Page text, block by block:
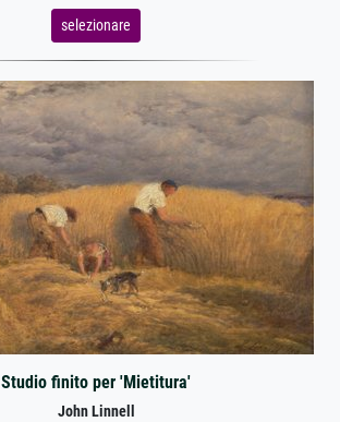
selezionare
Studio finito per 'Mietitura'
John Linnell